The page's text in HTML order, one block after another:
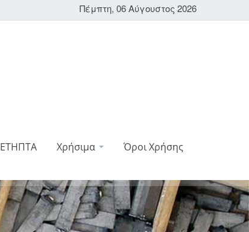
Πέμπτη, 06 Αύγουστος 2026
ΕΤΗΠΤΑ Χρήσιμα Όροι Χρήσης